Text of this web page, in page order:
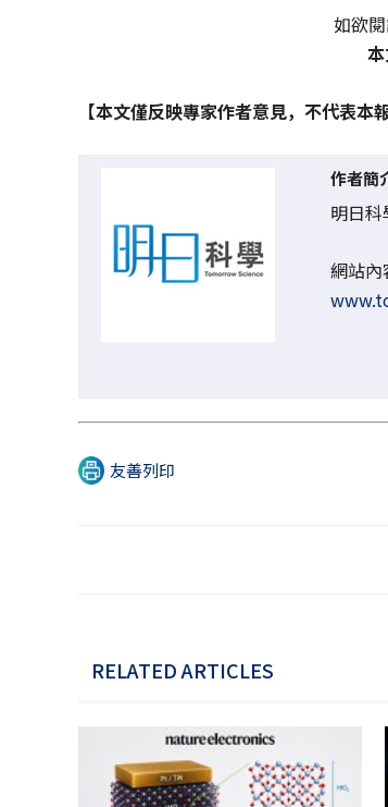
如欲
【本文僅反映專家作者意見，不代表本
作者簡
明日科
網站內
友善列印
RELATED ARTICLES